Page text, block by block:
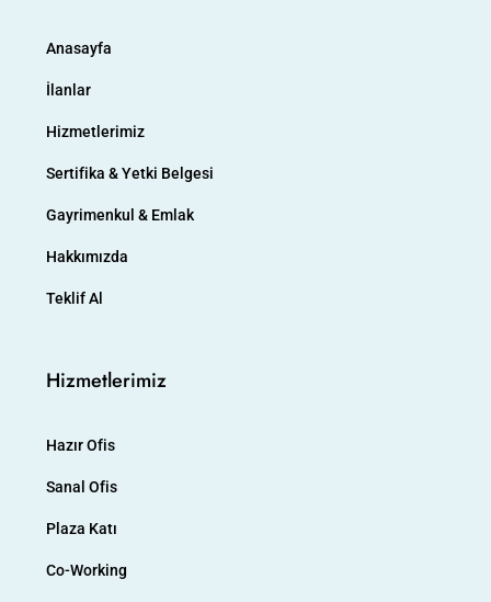
Anasayfa
İlanlar
Hizmetlerimiz
Sertifika & Yetki Belgesi
Gayrimenkul & Emlak
Hakkımızda
Teklif Al
Hizmetlerimiz
Hazır Ofis
Sanal Ofis
Plaza Katı
Co-Working